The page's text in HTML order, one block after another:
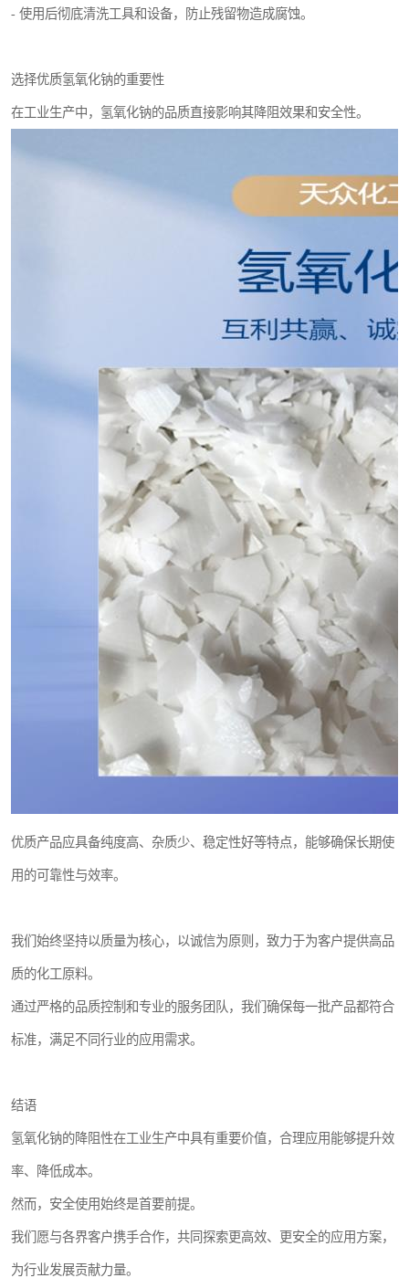
- 使用后彻底清洗工具和设备，防止残留物造成腐蚀。
选择优质氢氧化钠的重要性
在工业生产中，氢氧化钠的品质直接影响其降阻效果和安全性。
优质产品应具备纯度高、杂质少、稳定性好等特点，能够确保长期使
用的可靠性与效率。
我们始终坚持以质量为核心，以诚信为原则，致力于为客户提供高品
质的化工原料。
通过严格的品质控制和专业的服务团队，我们确保每一批产品都符合
标准，满足不同行业的应用需求。
结语
氢氧化钠的降阻性在工业生产中具有重要价值，合理应用能够提升效
率、降低成本。
然而，安全使用始终是首要前提。
我们愿与各界客户携手合作，共同探索更高效、更安全的应用方案，
为行业发展贡献力量。